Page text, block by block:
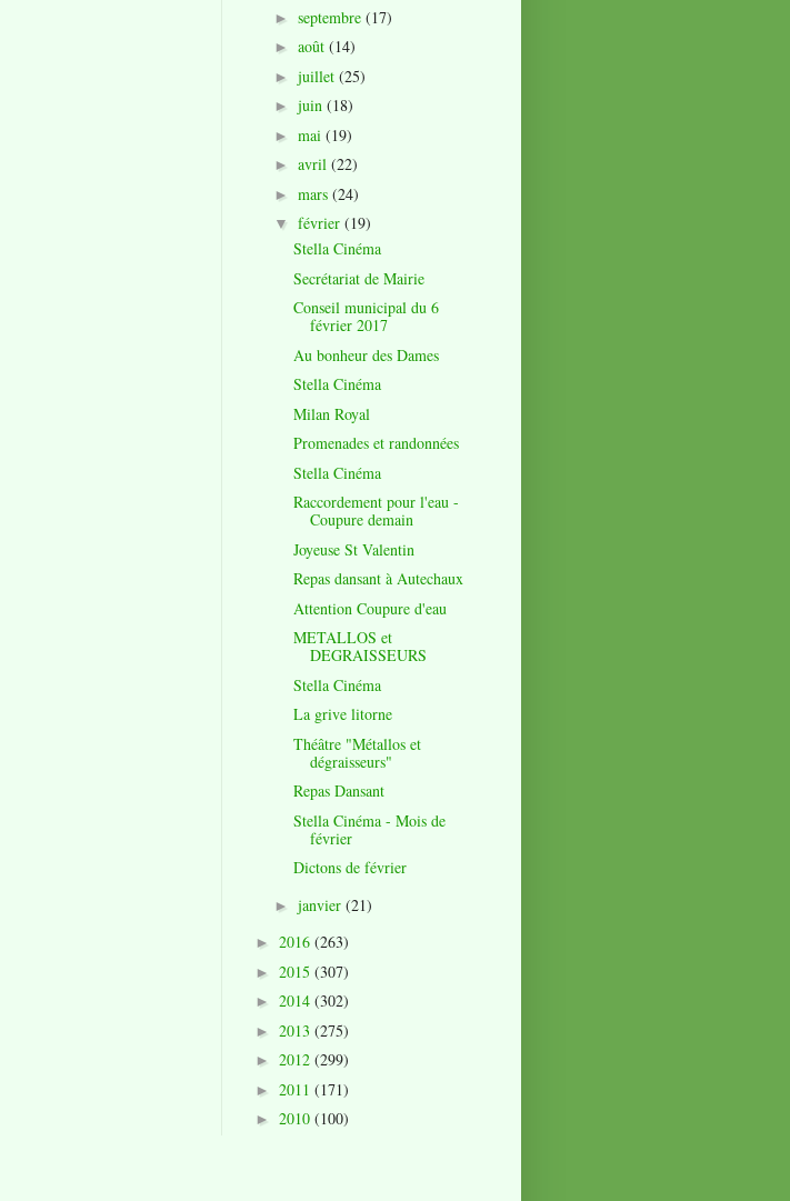
► septembre (17)
► août (14)
► juillet (25)
► juin (18)
► mai (19)
► avril (22)
► mars (24)
▼ février (19)
Stella Cinéma
Secrétariat de Mairie
Conseil municipal du 6
février 2017
Au bonheur des Dames
Stella Cinéma
Milan Royal
Promenades et randonnées
Stella Cinéma
Raccordement pour l'eau -
Coupure demain
Joyeuse St Valentin
Repas dansant à Autechaux
Attention Coupure d'eau
METALLOS et
DEGRAISSEURS
Stella Cinéma
La grive litorne
Théâtre "Métallos et
dégraisseurs"
Repas Dansant
Stella Cinéma - Mois de
février
Dictons de février
► janvier (21)
► 2016 (263)
► 2015 (307)
► 2014 (302)
► 2013 (275)
► 2012 (299)
► 2011 (171)
► 2010 (100)